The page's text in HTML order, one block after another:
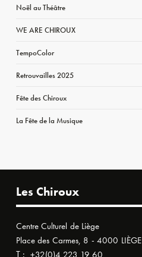
Noël au Théâtre
WE ARE CHIROUX
TempoColor
Retrouvailles 2025
Fête des Chiroux
La Fête de la Musique
Les Chiroux
Centre Culturel de Liège
Place des Carmes, 8 - 4000 LIÈGE
T : +32(0)4 223 19 60